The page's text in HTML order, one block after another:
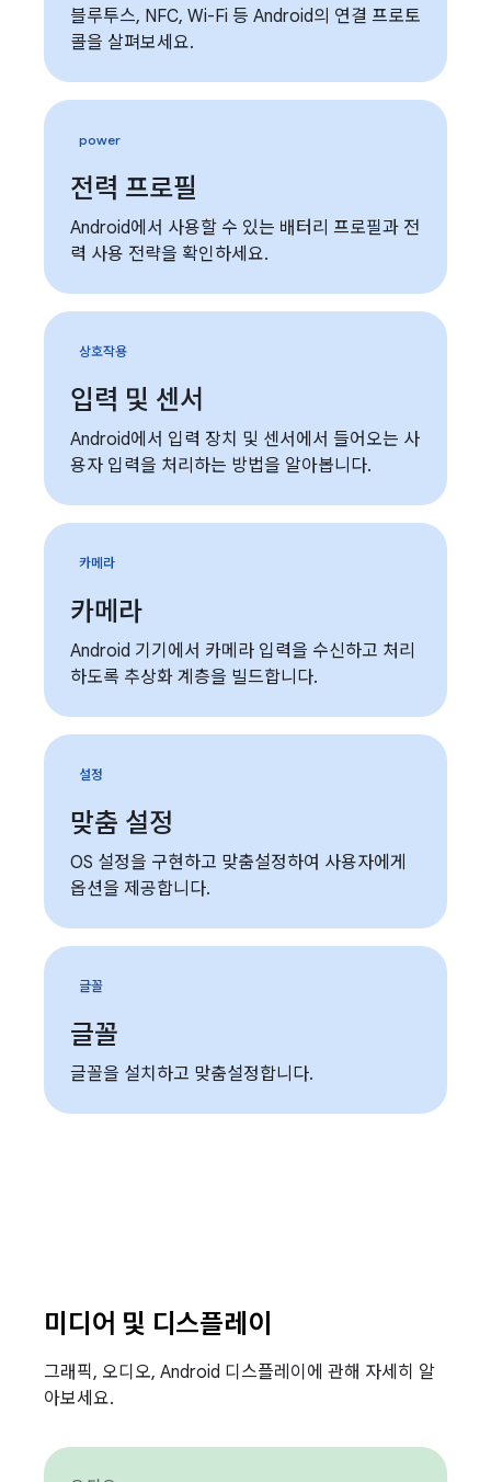
블루투스, NFC, Wi-Fi 등 Android의 연결 프로토
콜을 살펴보세요.
power
전력 프로필
Android에서 사용할 수 있는 배터리 프로필과 전
력 사용 전략을 확인하세요.
상호작용
입력 및 센서
Android에서 입력 장치 및 센서에서 들어오는 사
용자 입력을 처리하는 방법을 알아봅니다.
카메라
카메라
Android 기기에서 카메라 입력을 수신하고 처리
하도록 추상화 계층을 빌드합니다.
설정
맞춤 설정
OS 설정을 구현하고 맞춤설정하여 사용자에게
옵션을 제공합니다.
글꼴
글꼴
글꼴을 설치하고 맞춤설정합니다.
미디어 및 디스플레이
그래픽, 오디오, Android 디스플레이에 관해 자세히 알
아보세요.